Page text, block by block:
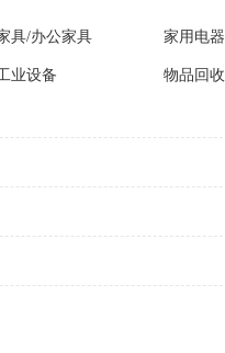
具/办公家具 家用电器
业设备 物品回收